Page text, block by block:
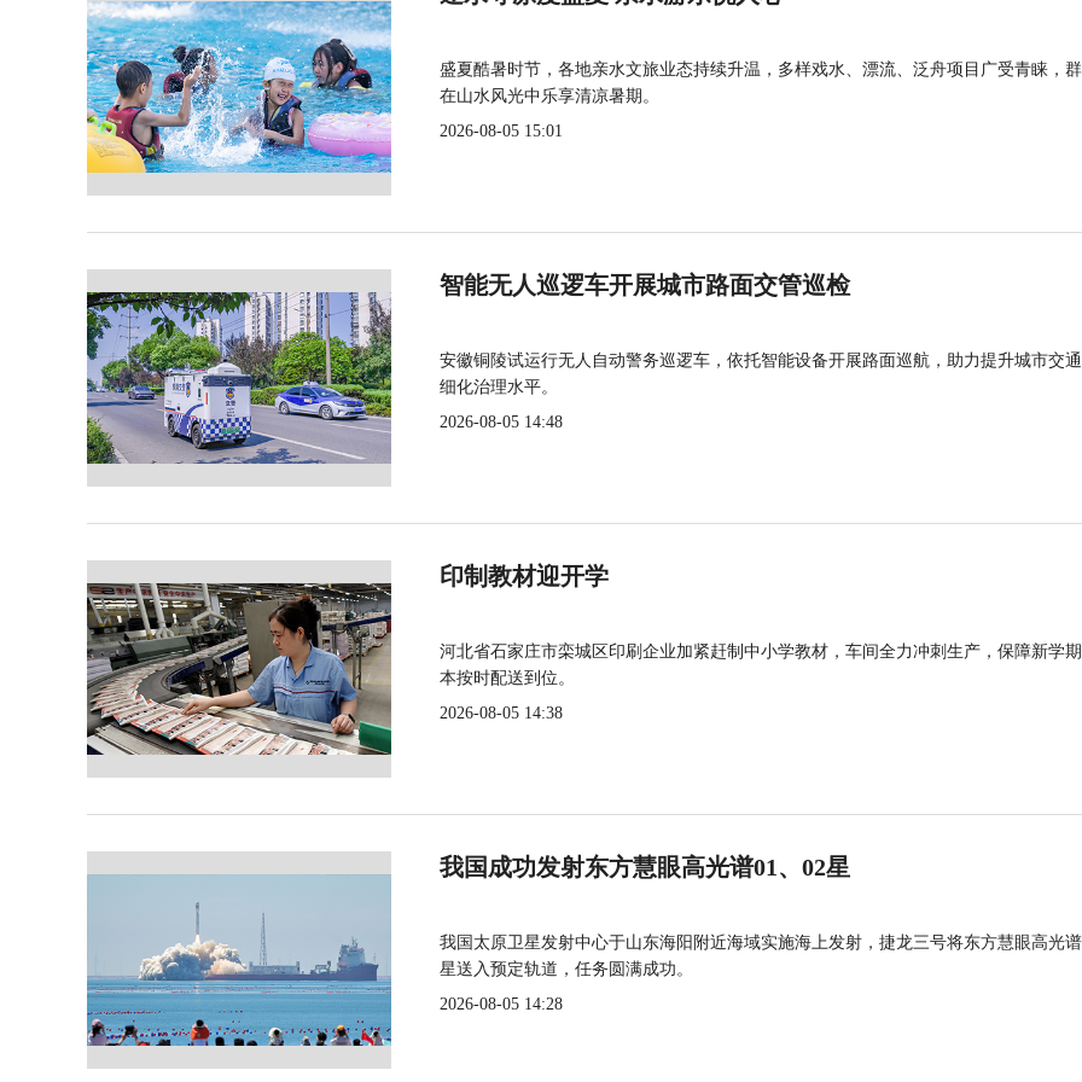
盛夏酷暑时节，各地亲水文旅业态持续升温，多样戏水、漂流、泛舟项目广受青睐，
在山水风光中乐享清凉暑期。
2026-08-05 15:01
智能无人巡逻车开展城市路面交管巡检
安徽铜陵试运行无人自动警务巡逻车，依托智能设备开展路面巡航，助力提升城市交
细化治理水平。
2026-08-05 14:48
印制教材迎开学
河北省石家庄市栾城区印刷企业加紧赶制中小学教材，车间全力冲刺生产，保障新学
本按时配送到位。
2026-08-05 14:38
我国成功发射东方慧眼高光谱01、02星
我国太原卫星发射中心于山东海阳附近海域实施海上发射，捷龙三号将东方慧眼高光
星送入预定轨道，任务圆满成功。
2026-08-05 14:28